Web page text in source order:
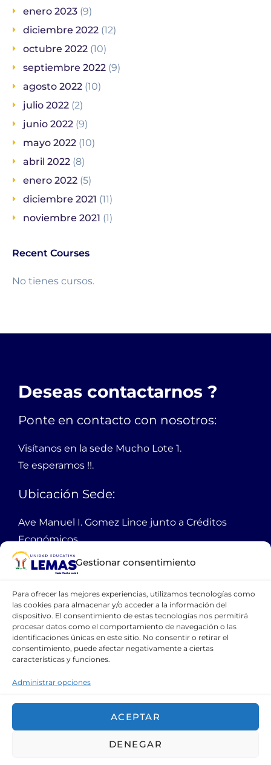
Gestionar consentimiento
Para ofrecer las mejores experiencias, utilizamos tecnologías como
las cookies para almacenar y/o acceder a la información del
dispositivo. El consentimiento de estas tecnologías nos permitirá
procesar datos como el comportamiento de navegación o las
identificaciones únicas en este sitio. No consentir o retirar el
consentimiento, puede afectar negativamente a ciertas
características y funciones.
Administrar opciones
ACEPTAR
DENEGAR
enero 2023 (9)
diciembre 2022 (12)
octubre 2022 (10)
septiembre 2022 (9)
agosto 2022 (10)
julio 2022 (2)
junio 2022 (9)
mayo 2022 (10)
abril 2022 (8)
enero 2022 (5)
diciembre 2021 (11)
noviembre 2021 (1)
Recent Courses
No tienes cursos.
Deseas contactarnos ?
Ponte en contacto con nosotros:
Visítanos en la sede Mucho Lote 1.
Te esperamos !!.
Ubicación Sede:
Ave Manuel I. Gomez Lince junto a Créditos
Económicos,
Mucho Lote 1 mz 2301 solar 1
Guayaquil Ecuador
PBX:38 11 100
Email:webmaster@lemas.edu.ec
Cellular:0990762462
CONTÁCTANOS